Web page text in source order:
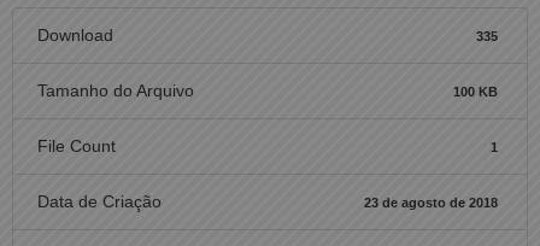
Download 335
Tamanho do Arquivo 100 KB
File Count 1
Data de Criação 23 de agosto de 2018